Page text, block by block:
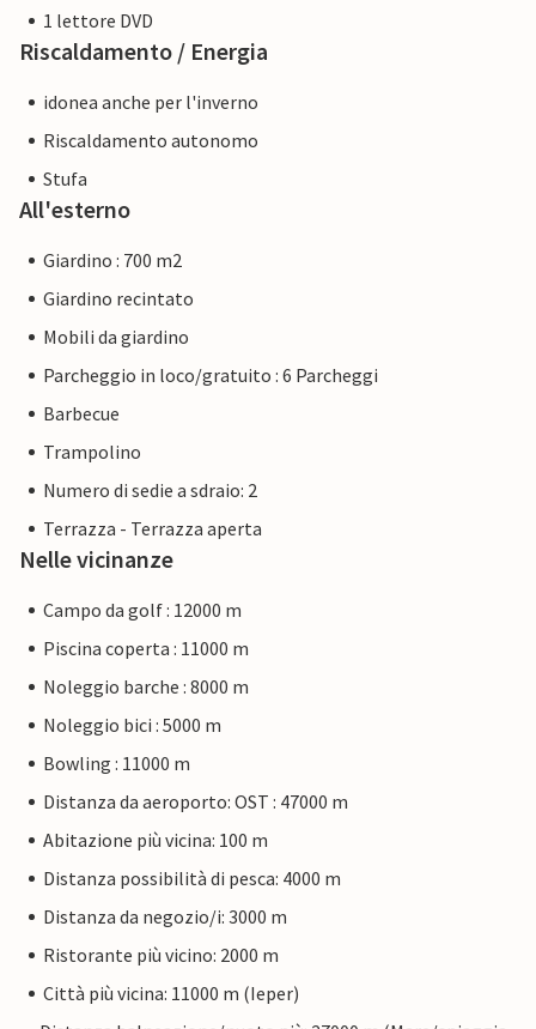
1 lettore DVD
Riscaldamento / Energia
idonea anche per l'inverno
Riscaldamento autonomo
Stufa
All'esterno
Giardino : 700 m2
Giardino recintato
Mobili da giardino
Parcheggio in loco/gratuito : 6 Parcheggi
Barbecue
Trampolino
Numero di sedie a sdraio: 2
Terrazza - Terrazza aperta
Nelle vicinanze
Campo da golf : 12000 m
Piscina coperta : 11000 m
Noleggio barche : 8000 m
Noleggio bici : 5000 m
Bowling : 11000 m
Distanza da aeroporto: OST : 47000 m
Abitazione più vicina: 100 m
Distanza possibilità di pesca: 4000 m
Distanza da negozio/i: 3000 m
Ristorante più vicino: 2000 m
Città più vicina: 11000 m (Ieper)